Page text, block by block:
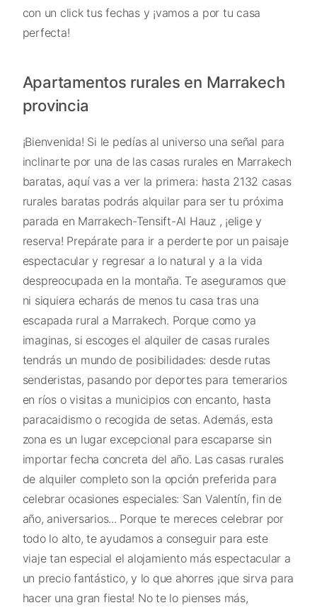
con un click tus fechas y ¡vamos a por tu casa
perfecta!
Apartamentos rurales en Marrakech
provincia
¡Bienvenida! Si le pedías al universo una señal para
inclinarte por una de las casas rurales en Marrakech
baratas, aquí vas a ver la primera: hasta 2132 casas
rurales baratas podrás alquilar para ser tu próxima
parada en Marrakech-Tensift-Al Hauz , ¡elige y
reserva! Prepárate para ir a perderte por un paisaje
espectacular y regresar a lo natural y a la vida
despreocupada en la montaña. Te aseguramos que
ni siquiera echarás de menos tu casa tras una
escapada rural a Marrakech. Porque como ya
imaginas, si escoges el alquiler de casas rurales
tendrás un mundo de posibilidades: desde rutas
senderistas, pasando por deportes para temerarios
en ríos o visitas a municipios con encanto, hasta
paracaidismo o recogida de setas. Además, esta
zona es un lugar excepcional para escaparse sin
importar fecha concreta del año. Las casas rurales
de alquiler completo son la opción preferida para
celebrar ocasiones especiales: San Valentín, fin de
año, aniversarios... Porque te mereces celebrar por
todo lo alto, te ayudamos a conseguir para este
viaje tan especial el alojamiento más espectacular a
un precio fantástico, y lo que ahorres ¡que sirva para
hacer una gran fiesta! No te lo pienses más,